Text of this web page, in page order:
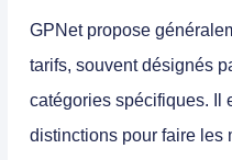
GPNet propose
tarifs, souvent désignés
catégories spécifiques. Il
distinctions pour faire les